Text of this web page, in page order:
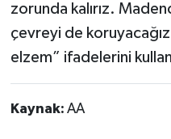
zorunda kalırız.
çevreyi de
elzem” ifadelerini
Kaynak: AA